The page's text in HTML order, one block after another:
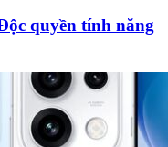
quyền tính năng